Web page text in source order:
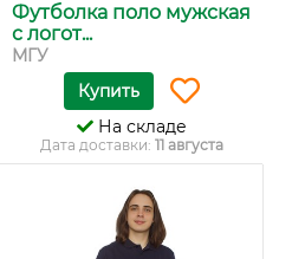
Футболка поло мужская
с логот...
МГУ
Купить
На складе
Дата доставки: 11 августа